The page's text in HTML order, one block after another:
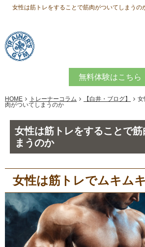
女性は筋トレをすることで筋肉がついてしまうの
無料体験はこちら
HOME トレーナーコラム 【白井・ブログ】
女
肉がついてしまうのか
女性は筋トレをすることで
まうのか
女性は筋トレでムキム